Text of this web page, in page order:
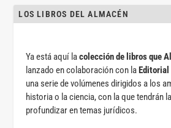
LOS LIBROS DEL ALMACÉN
Ya está aquí lacolección de libros que
lanzado en colaboración con laEditorial
una serie de volúmenes dirigidos a los
historia o la ciencia, con la que tendrán
profundizar en temas jurídicos.